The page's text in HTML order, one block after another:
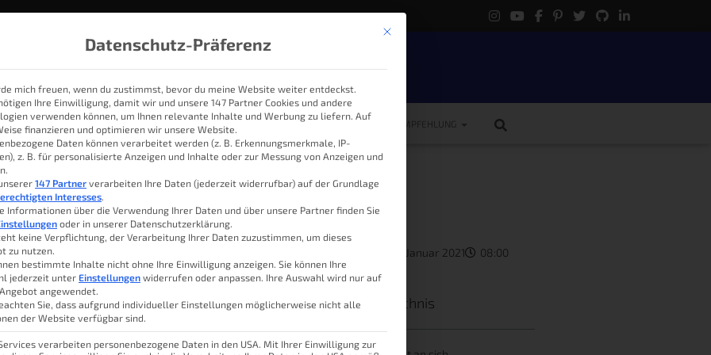
IOBROKER THEMEN KATEGORIEN SMART HOME SYSTEME EMPFEHLUNG
Thermostat – Ausprobiert
zur Verfügung gestellt.
Probleme musste mein
werden. Doch gute Nachrichten!
23. Januar 2021 08:00
Inhaltsverzeichnis
Mit diesem Button wird der Dialog geschlossen. Seine Funktionalität ist
Datenschutz-Präferenz
mich freuen, wenn du zustimmst, bevor du meine Website weiter entdeckst.
Ihre Einwilligung, damit wir und unsere 147 Partner Cookies und andere
verwenden können, um Ihnen relevante Inhalte und Werbung zu liefern. Auf
finanzieren und optimieren wir unsere Website.
Daten können verarbeitet werden (z. B. Erkennungsmerkmale, IP-
z. B. für personalisierte Anzeigen und Inhalte oder zur Messung von Anzeigen und
147 Partner verarbeiten Ihre Daten (jederzeit widerrufbar) auf der Grundlage
Interesses.
Informationen über die Verwendung Ihrer Daten und über unsere Partner finden Sie
oder in unserer Datenschutzerklärung.
keine Verpflichtung, der Verarbeitung Ihrer Daten zuzustimmen, um dieses
zu nutzen.
bestimmte Inhalte nicht ohne Ihre Einwilligung anzeigen. Sie können Ihre
jederzeit unter Einstellungen widerrufen oder anpassen. Ihre Auswahl wird nur auf
angewendet.
Sie, dass aufgrund individueller Einstellungen möglicherweise nicht alle
der Website verfügbar sind.
verarbeiten personenbezogene Daten in den USA. Mit Ihrer Einwilligung zur